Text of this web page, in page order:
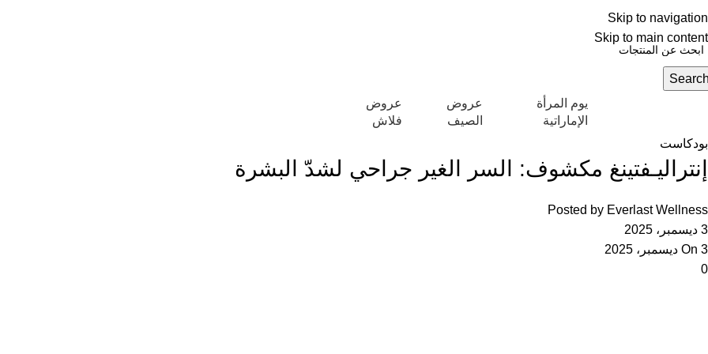
Skip to navigation
Skip to main content
العربيةNEW OFFERS ARE COMING EVERY DAY, BUY MORE GET MORE.....
يوم المرأة
الإماراتية
عروض
الصيف
عروض
فلاش
بودكاست
إنتراليـفتينغ مكشوف: السر الغير جراحي لشدّ البشرة
Posted by Everlast Wellness
3 ديسمبر، 2025
On 3 ديسمبر، 2025
0